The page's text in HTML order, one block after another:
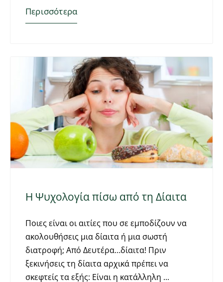
Περισσότερα
Η Ψυχολογία πίσω από τη Δίαιτα
Ποιες είναι οι αιτίες που σε εμποδίζουν να
ακολουθήσεις μια δίαιτα ή μια σωστή
διατροφή; Από Δευτέρα…δίαιτα! Πριν
ξεκινήσεις τη δίαιτα αρχικά πρέπει να
σκεφτείς τα εξής: Είναι η κατάλληλη